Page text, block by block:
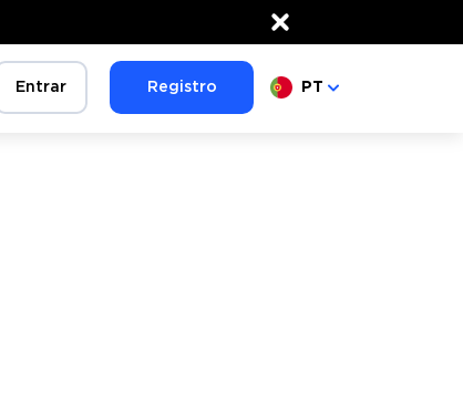
×
Entrar Registro PT